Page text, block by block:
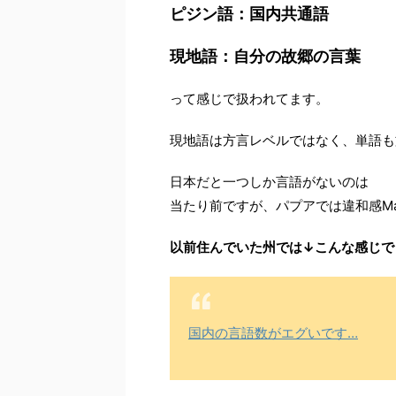
ピジン語：国内共通語
現地語：自分の故郷の言葉
って感じで扱われてます。
現地語は方言レベルではなく、単語
日本だと一つしか言語がないのは
当たり前ですが、パプアでは違和感
以前住んでいた州では↓こんな感じ
国内の言語数がエグいです…